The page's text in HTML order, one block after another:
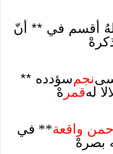
أقسم في ** أنّ
نجمسؤدده **
لهقمر هْ
واقعة** في
بصرهْ